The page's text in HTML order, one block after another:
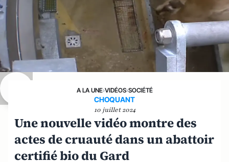
A LA UNE›VIDÉOS›SOCIÉTÉ
CHOQUANT
10 juillet 2024
Une nouvelle vidéo montre des
actes de cruauté dans un abattoir
certifié bio du Gard